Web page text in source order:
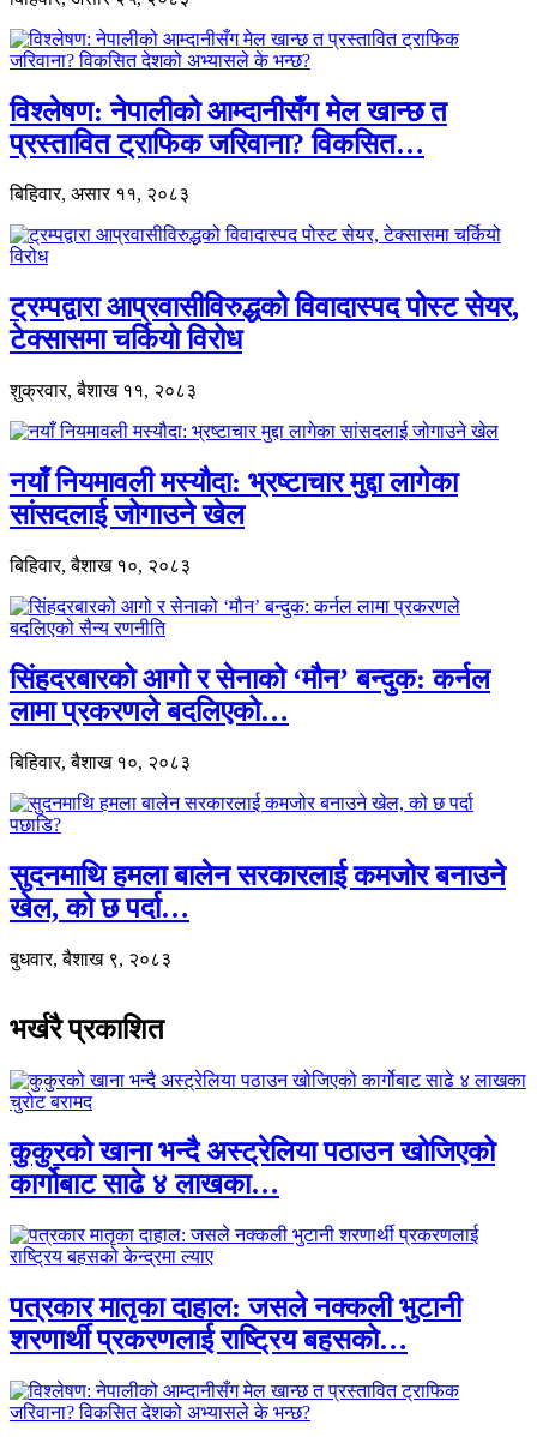
विश्लेषण: नेपालीको आम्दानीसँग मेल खान्छ त
प्रस्तावित ट्राफिक जरिवाना? विकसित…
बिहिवार, असार ११, २०८३
ट्रम्पद्वारा आप्रवासीविरुद्धको विवादास्पद पोस्ट सेयर,
टेक्सासमा चर्कियो विरोध
शुक्रवार, बैशाख ११, २०८३
नयाँ नियमावली मस्यौदा: भ्रष्टाचार मुद्दा लागेका
सांसदलाई जोगाउने खेल
बिहिवार, बैशाख १०, २०८३
सिंहदरबारको आगो र सेनाको ‘मौन’ बन्दुक: कर्नल
लामा प्रकरणले बदलिएको…
बिहिवार, बैशाख १०, २०८३
सुदनमाथि हमला बालेन सरकारलाई कमजोर बनाउने
खेल, को छ पर्दा…
बुधवार, बैशाख ९, २०८३
भर्खरै प्रकाशित
कुकुरको खाना भन्दै अस्ट्रेलिया पठाउन खोजिएको
कार्गोबाट साढे ४ लाखका…
पत्रकार मातृका दाहाल: जसले नक्कली भुटानी
शरणार्थी प्रकरणलाई राष्ट्रिय बहसको…